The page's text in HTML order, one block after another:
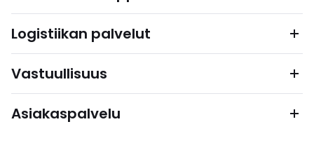
Logistiikan palvelut
Vastuullisuus
Asiakaspalvelu